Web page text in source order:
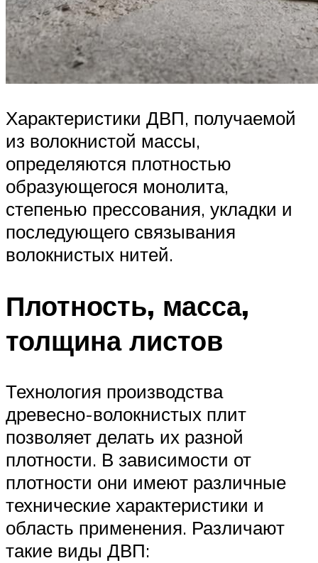
Характеристики ДВП, получаемой
из волокнистой массы,
определяются плотностью
образующегося монолита,
степенью прессования, укладки и
последующего связывания
волокнистых нитей.
Плотность, масса,
толщина листов
Технология производства
древесно-волокнистых плит
позволяет делать их разной
плотности. В зависимости от
плотности они имеют различные
технические характеристики и
область применения. Различают
такие виды ДВП: